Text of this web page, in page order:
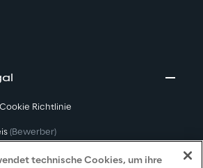
Richtlinie
(Bewerber)
(Kunden)technische Cookies, um ihre